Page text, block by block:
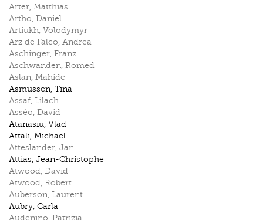
Arter, Matthias
Artho, Daniel
Artiukh, Volodymyr
Arz de Falco, Andrea
Aschinger, Franz
Aschwanden, Romed
Aslan, Mahide
Asmussen, Tina
Assaf, Lilach
Asséo, David
Atanasiu, Vlad
Attali, Michaël
Atteslander, Jan
Attias, Jean-Christophe
Atwood, David
Atwood, Robert
Auberson, Laurent
Aubry, Carla
Audenino, Patrizia